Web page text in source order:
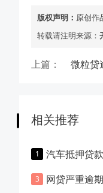
版权声明： 原创作
转载请注明来源：
上篇： 微粒贷
相关推荐
汽车抵押贷
网贷严重逾